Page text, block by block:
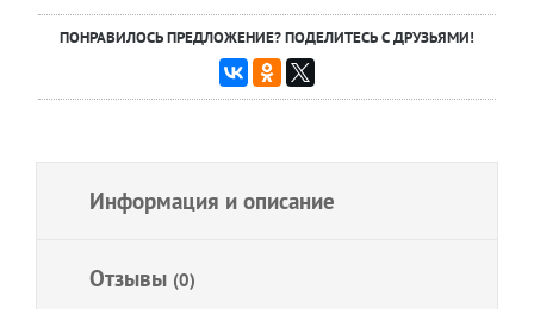
ПОНРАВИЛОСЬ ПРЕДЛОЖЕНИЕ? ПОДЕЛИТЕСЬ С ДРУЗЬЯМИ!
Информация и описание
Отзывы (0)